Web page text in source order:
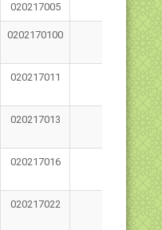
020217005
0202170100
020217011
020217013
020217016
020217022